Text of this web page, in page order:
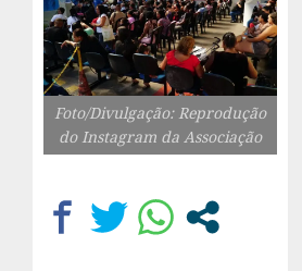
Foto/Divulgação: Reprodução
do Instagram da Associação